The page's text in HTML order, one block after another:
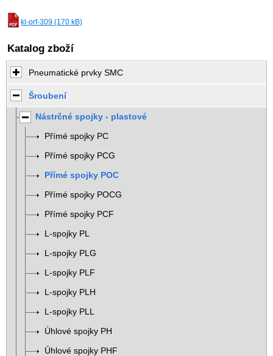
kl-prf-309 (170 kB)
Katalog zboží
Pneumatické prvky SMC
Šroubení
Nástrčné spojky - plastové
Přímé spojky PC
Přímé spojky PCG
Přímé spojky POC
Přímé spojky POCG
Přímé spojky PCF
L-spojky PL
L-spojky PLG
L-spojky PLF
L-spojky PLH
L-spojky PLL
Úhlové spojky PH
Úhlové spojky PHF